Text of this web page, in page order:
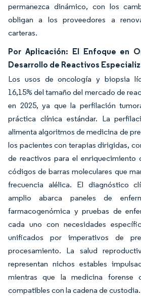
permanezca dinámico, con los
obligan a los proveedores a
carteras.
Por Aplicación: El Enfoque en
Desarrollo de Reactivos
Los usos de oncología y biopsia
16,15% del tamaño del mercado de
en 2025, ya que la perfilación
práctica clínica estándar. La
alimenta algoritmos de medicina de
los pacientes con terapias dirigidas,
de reactivos para el enriquecimiento
códigos de barras moleculares que
frecuencia alélica. El diagnóstico
amplio abarca paneles de
farmacogenómica y pruebas de
cada uno con necesidades
unificados por imperativos de
procesamiento. La salud
representan nichos estables
mientras que la medicina forense
compatibles con la cadena de custodia.